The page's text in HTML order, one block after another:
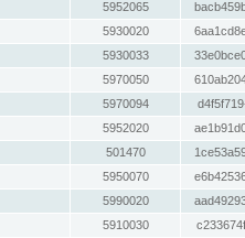
5952065
5930020
5930033
5970050
5970094
5952020
501470
5950070
5990020
5910030